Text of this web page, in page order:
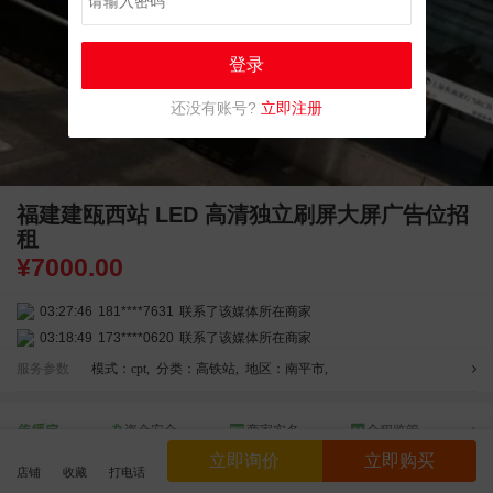
店铺 收藏 打电话
立即询价 立即购买
福建建瓯西站 LED 高清独立刷屏大屏广告位招
租
¥7000.00
03:27:46 181****7631 联系了该媒体所在商家
03:18:49 173****0620 联系了该媒体所在商家
03:20:56
156****3374 联系了该媒体所在商家
177****7961 联系了该媒体所在商家
04:12:36
181****8167
联系了该媒体所在商家
服务参数 模式：cpt, 分类：高铁站, 地区：南平市,
资金安全 商家实名 全程监管
请选择线上担保交易，线下交易资金安全不受平台保护
登录
还没有账号? 立即注册